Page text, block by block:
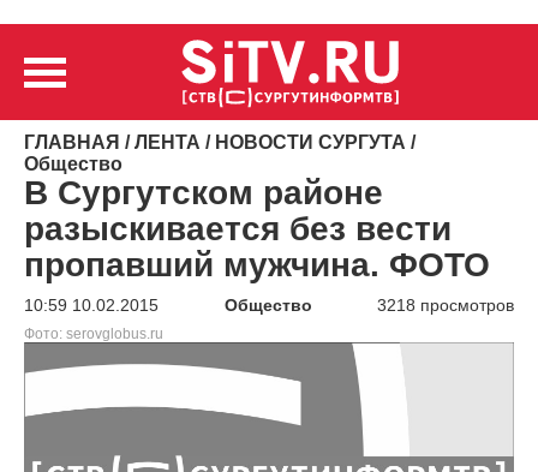
ГЛАВНАЯ /ЛЕНТА / НОВОСТИ СУРГУТА /
Общество
В Сургутском районе
разыскивается без вести
пропавший мужчина. ФОТО
10:59 10.02.2015 Общество 3218 просмотров
Фото: serovglobus.ru